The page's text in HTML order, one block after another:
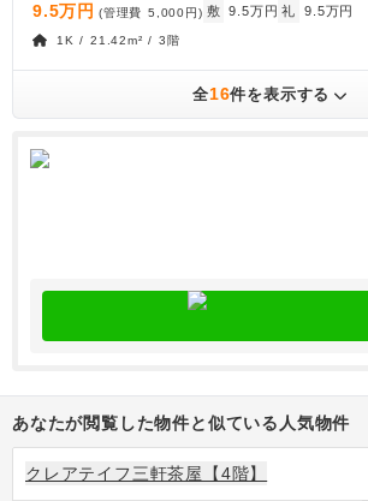
9.5万円 (管理費 5,000円) 敷 9.5万円 礼 9.5万円
1K / 21.42m² / 3階
全16件を表示する
あなたが閲覧した物件と似ている人気物件
クレアテイフ三軒茶屋【4階】